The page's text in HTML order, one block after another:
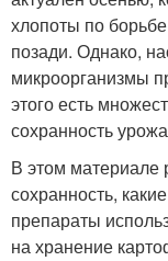
хлопоты по
позади. Однако,
микроорганизмы
этого есть
сохранность
В этом материале
сохранность,
препараты
на хранение